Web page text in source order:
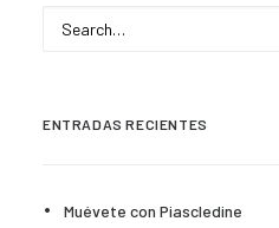
ENTRADAS RECIENTES
Muévete con Piascledine